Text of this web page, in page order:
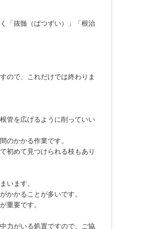
「抜髄（ばつずい）」「根治
ので、これだけでは終わりま
管を広げるように削っていい
かかる作業です。
初めて見つけられる枝もあり
います。
かることが多いです。
重要です。
力がいる処置ですので、ご協